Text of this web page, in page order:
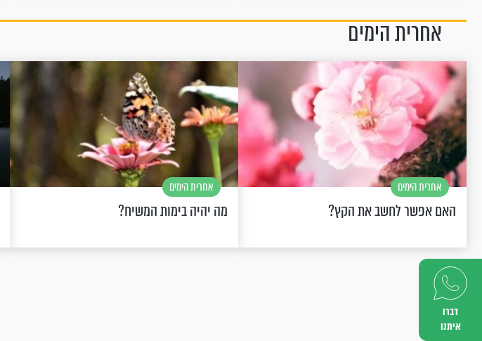
דברו
איתנו
אחרית הימים
אחרית הימים
האם אפשר לחשב את הקץ?
אחרית הימים
מה יהיה בימות המשיח?